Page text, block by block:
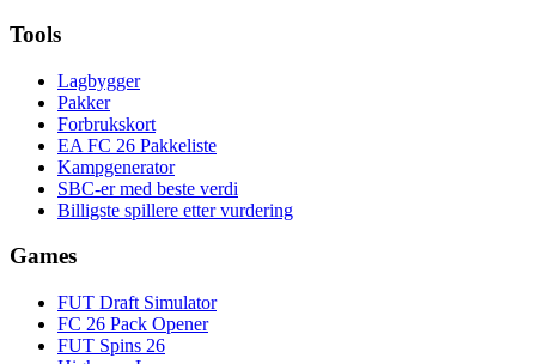
Tools
Lagbygger
Pakker
Forbrukskort
EA FC 26 Pakkeliste
Kampgenerator
SBC-er med beste verdi
Billigste spillere etter vurdering
Games
FUT Draft Simulator
FC 26 Pack Opener
FUT Spins 26